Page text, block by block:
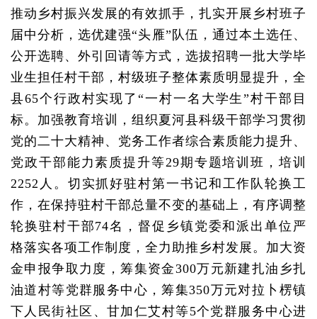
推动乡村振兴发展的有效抓手，扎实开展乡村班子
届中分析，选优建强“头雁”队伍，通过本土选任、
公开选聘、外引回请等方式，选拔招聘一批大学毕
业生担任村干部，村级班子整体素质明显提升，全
县65个行政村实现了“一村一名大学生”村干部目
标。加强教育培训，组织夏河县科级干部学习贯彻
党的二十大精神、党务工作者综合素质能力提升、
党政干部能力素质提升等29期专题培训班，培训
2252人。切实抓好驻村第一书记和工作队轮换工
作，在保持驻村干部总量不变的基础上，有序调整
轮换驻村干部74名，督促乡镇党委和派出单位严
格落实各项工作制度，全力助推乡村发展。加大资
金申报争取力度，筹集资金300万元新建扎油乡扎
油道村等党群服务中心，筹集350万元对拉卜楞镇
下人民街社区、甘加仁艾村等5个党群服务中心进